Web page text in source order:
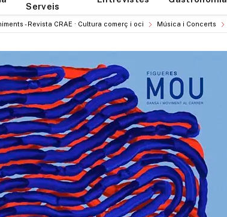
Serveis
- Revista CRAE · Cultura comerç i oci Música i Concerts